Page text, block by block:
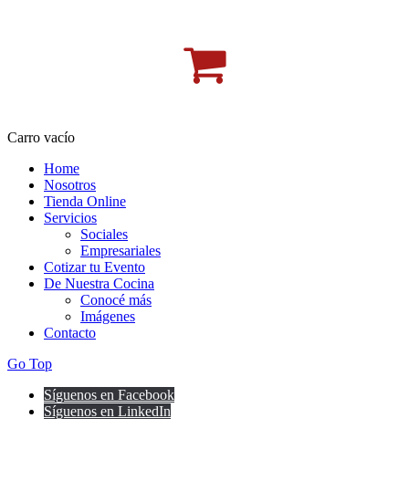
Carro vacío
Home
Nosotros
Tienda Online
Servicios
Sociales
Empresariales
Cotizar tu Evento
De Nuestra Cocina
Conocé más
Imágenes
Contacto
Go Top
Síguenos en Facebook
Síguenos en LinkedIn